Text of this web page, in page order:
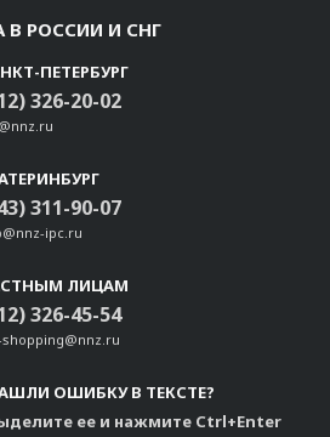
В РОССИИ И СНГ
ПЕТЕРБУРГ
326-20-02
311-90-07
ipc.ru
ЛИЦАМ
326-45-54
shopping@nnz.ru
ОШИБКУ В ТЕКСТЕ?
ее и нажмите Ctrl+Enter